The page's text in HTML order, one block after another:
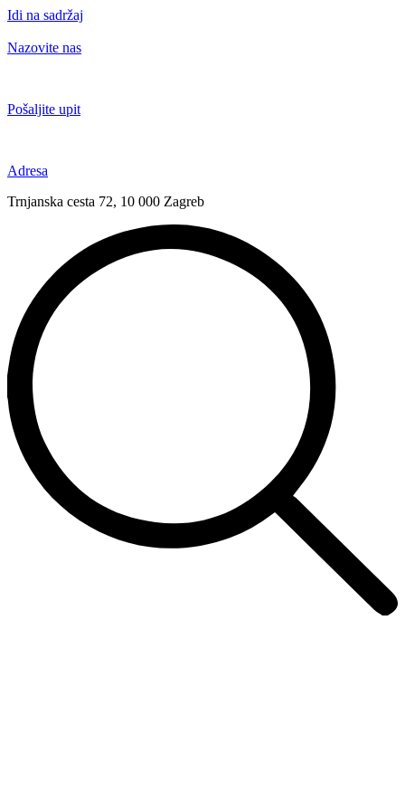
Idi na sadržaj
Nazovite nas
Pošaljite upit
Adresa
Trnjanska cesta 72, 10 000 Zagreb